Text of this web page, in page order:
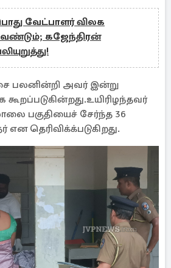
வேட்பாளர் விலக
கஜேந்திரன்
பலனின்றி அவர் இன்று
கூறப்படுகின்றது.உயிரிழந்தவர்
பகுதியைச் சேர்ந்த 36
தெரிவிக்க்படுகிறது.